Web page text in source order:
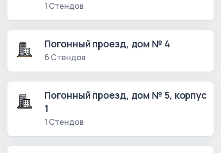
1 Стендов
Погонный проезд, дом № 4
6 Стендов
Погонный проезд, дом № 5, корпус
1
1 Стендов